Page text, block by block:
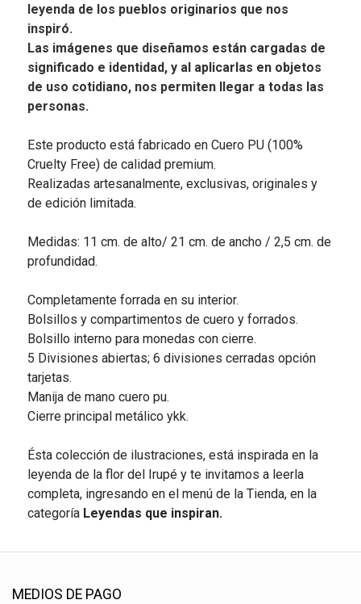
leyenda de los pueblos originarios que nos
inspiró.
Las imágenes que diseñamos están cargadas de
significado e identidad, y al aplicarlas en objetos
de uso cotidiano, nos permiten llegar a todas las
personas.
Este producto está fabricado en Cuero PU (100%
Cruelty Free) de calidad premium.
Realizadas artesanalmente, exclusivas, originales y
de edición limitada.
Medidas: 11 cm. de alto/ 21 cm. de ancho / 2,5 cm. de
profundidad.
Completamente forrada en su interior.
Bolsillos y compartimentos de cuero y forrados.
Bolsillo interno para monedas con cierre.
5 Divisiones abiertas; 6 divisiones cerradas opción
tarjetas.
Manija de mano cuero pu.
Cierre principal metálico ykk.
Ésta colección de ilustraciones, está inspirada en la
leyenda de la flor del Irupé y te invitamos a leerla
completa, ingresando en el menú de la Tienda, en la
categoría Leyendas que inspiran.
MEDIOS DE PAGO